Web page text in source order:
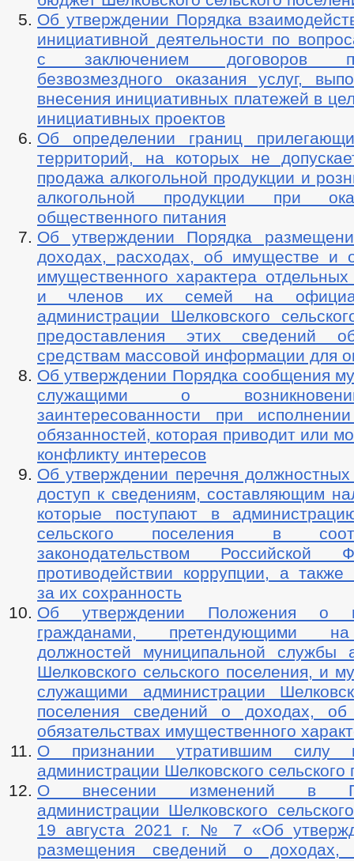
Об утверждении Порядка
инициативной деятельности по
с заключением договоров
безвозмездного оказания услуг,
внесения инициативных платежей в
инициативных проектов
Об определении границ
территорий, на которых не
продажа алкогольной продукции и
алкогольной продукции при
общественного питания
Об утверждении Порядка
доходах, расходах, об имуществе и
имущественного характера
и членов их семей на
администрации Шелковского
предоставления этих сведений
средствам массовой информации для
Об утверждении Порядка сообщения
служащими о
заинтересованности при
обязанностей, которая приводит или
конфликту интересов
Об утверждении перечня
доступ к сведениям, составляющим
которые поступают в
сельского поселения в
законодательством Российской
противодействии коррупции, а также
за их сохранность
Об утверждении Положения о
гражданами, претендующими
должностей муниципальной службы
Шелковского сельского поселения, и
служащими администрации
поселения сведений о доходах,
обязательствах имущественного
О признании утратившим силу
администрации Шелковского сельского
О внесении изменений в
администрации Шелковского
19 августа 2021 г. № 7 «Об
размещения сведений о доходах,